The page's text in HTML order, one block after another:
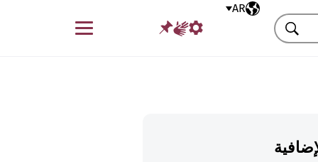
اللغة المختارةAR
قائمة
بحث